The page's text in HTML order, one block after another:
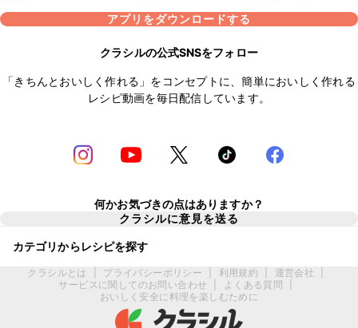
アプリをダウンロードする
クラシルの公式SNSをフォロー
「きちんとおいしく作れる」をコンセプトに、簡単においしく作れる
レシピ動画を毎日配信しています。
何かお気づきの点はありますか？
クラシルに意見を送る
カテゴリからレシピを探す
クラシルとは プライバシーポリシー 利用規約 運営会社
サービスに関してのお問い合わせ
よくある質問
おいしく安全に料理を楽しむために